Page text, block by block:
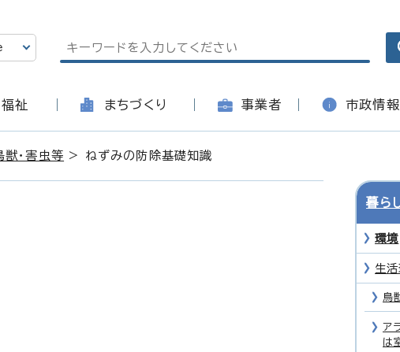
福祉 まちづくり 事業者 市政情報
獣・害虫等 > ねずみの防除基礎知識
暮ら
環境
生
鳥
ア
は